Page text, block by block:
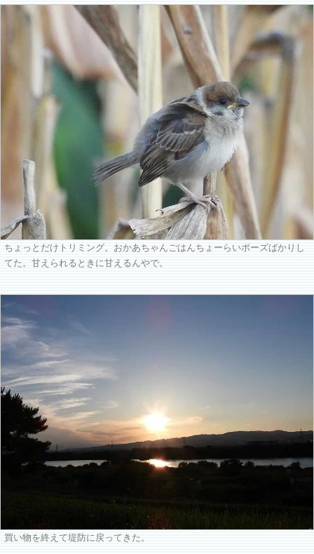
ちょっとだけトリミング。おかあちゃんごはんちょーらいポーズばかりし
てた。甘えられるときに甘えるんやで。
買い物を終えて堤防に戻ってきた。